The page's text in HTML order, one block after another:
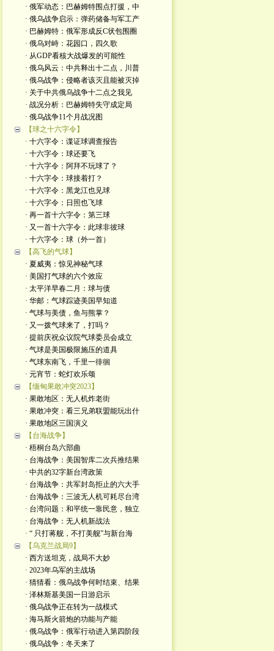
· 俄军动态：巴赫姆特围点打援，中
· 俄乌战争启示：弹药储备与军工产
· 巴赫姆特：俄军形成反C状包围圈
· 俄乌对峙：花园口，四久歌
· 从GDP看核大战爆发的可能性
· 俄乌风云：中共释出十二点，川普
· 俄乌战争：侵略者该灭且能被灭掉
· 关于中共俄乌战争十二点之我见
· 战况分析：巴赫姆特失守成定局
· 俄乌战争11个月战况图
【球之十六字令】
· 十六字令：谍证球调查报告
· 十六字令：球还要飞
· 十六字令：阿拜不玩球了？
· 十六字令：球接着打？
· 十六字令：黑龙江也见球
· 十六字令：日照也飞球
· 再一首十六字令：第三球
· 又一首十六字令：此球非彼球
· 十六字令：球（外一首）
【高飞的气球】
· 夏威夷：惊见神秘气球
· 美国打气球的六个效应
· 太平洋早春二月：球与债
· 华邮：气球踪迹美国早知道
· 气球与美债，鱼与熊掌？
· 又一拨气球来了，打吗？
· 提前庆祝众议院气球委员会成立
· 气球是美国极限施压的道具
· 气球东南飞，千里一徘徊
· 元宵节：蛇灯欢乐颂
【缅甸果敢冲突2023】
· 果敢地区：无人机炸老街
· 果敢冲突：看三兄弟联盟能玩出什
· 果敢地区三国演义
【台海战争】
· 梧桐台岛六部曲
· 台海战争：美国智库二次兵推结果
· 中共的32字新台湾政策
· 台海战争：共军封岛拒止的六大手
· 台海战争：三波无人机可耗尽台湾
· 台湾问题：和平统一靠民意，独立
· 台海战争：无人机新战法
· “ 只打蒋舰，不打美舰”与新台海
【乌克兰战局9】
· 西方送坦克，战局不大妙
· 2023年乌军的主战场
· 猜猜看：俄乌战争何时结束、结果
· 泽林斯基美国一日游启示
· 俄乌战争正在转为一战模式
· 海马斯火箭炮的功能与产能
· 俄乌战争：俄军行动进入第四阶段
· 俄乌战争：冬天来了